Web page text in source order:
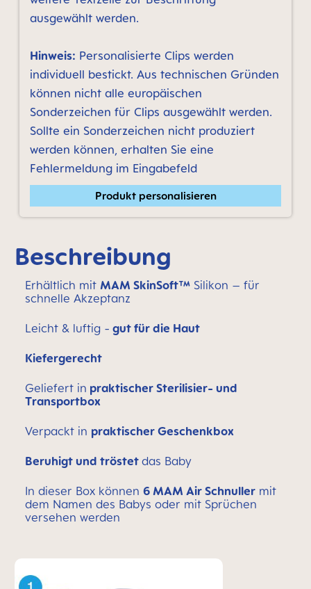
ausgewählt werden.
Hinweis: Personalisierte Clips werden
individuell bestickt. Aus technischen Gründen
können nicht alle europäischen
Sonderzeichen für Clips ausgewählt werden.
Sollte ein Sonderzeichen nicht produziert
werden können, erhalten Sie eine
Fehlermeldung im Eingabefeld
Produkt personalisieren
Beschreibung
Erhältlich mit MAM SkinSoft™ Silikon – für
schnelle Akzeptanz
Leicht & luftig - gut für die Haut
Kiefergerecht
Geliefert in praktischer Sterilisier- und
Transportbox
Verpackt in praktischer Geschenkbox
Beruhigt und tröstet das Baby
In dieser Box können 6 MAM Air Schnuller mit
dem Namen des Babys oder mit Sprüchen
versehen werden